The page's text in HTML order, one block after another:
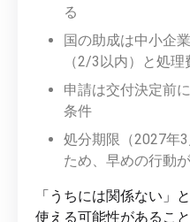
る
国の助成は中小企
（2/3以内）と処
申請は交付決定前
条件
処分期限（2027年
ため、早めの行動
「うちには関係ない」
使える可能性があるこ